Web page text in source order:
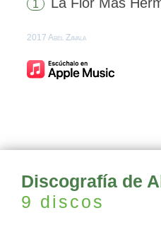
1
2017 Abel Zavala
Discografía de
9 discos